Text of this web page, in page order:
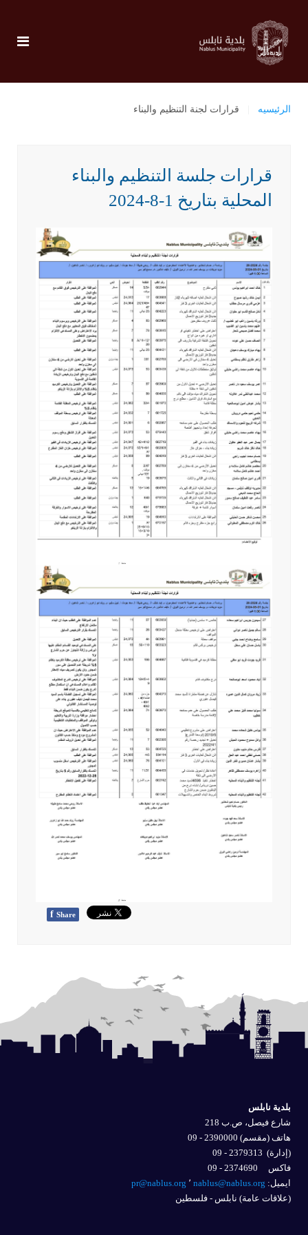
الرئيسيه قرارات لجنة التنظيم والبناء
قرارات جلسة التنظيم والبناء
المحلية بتاريخ 1-8-2024
f Share
بلدية نابلس
شارع فيصل، ص.ب 218
هاتف (مقسم) 2390000 - 09
(إدارة)
فاكس 2374690 - 09
ايميل: nablus@nablus.org
pr@nablus.org
(علاقات عامة) نابلس - فلسطين